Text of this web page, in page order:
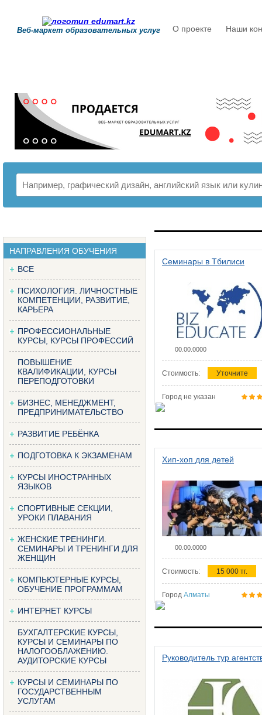
Веб-маркет образовательных услуг О проекте Наши
НАПРАВЛЕНИЯ ОБУЧЕНИЯ
ВСЕ
ПСИХОЛОГИЯ. ЛИЧНОСТНЫЕ
КОМПЕТЕНЦИИ, РАЗВИТИЕ,
КАРЬЕРА
ПРОФЕССИОНАЛЬНЫЕ
КУРСЫ, КУРСЫ ПРОФЕССИЙ
ПОВЫШЕНИЕ
КВАЛИФИКАЦИИ, КУРСЫ
ПЕРЕПОДГОТОВКИ
БИЗНЕС, МЕНЕДЖМЕНТ,
ПРЕДПРИНИМАТЕЛЬСТВО
РАЗВИТИЕ РЕБЁНКА
ПОДГОТОВКА К ЭКЗАМЕНАМ
КУРСЫ ИНОСТРАННЫХ
ЯЗЫКОВ
СПОРТИВНЫЕ СЕКЦИИ,
УРОКИ ПЛАВАНИЯ
ЖЕНСКИЕ ТРЕНИНГИ.
СЕМИНАРЫ И ТРЕНИНГИ ДЛЯ
ЖЕНЩИН
КОМПЬЮТЕРНЫЕ КУРСЫ,
ОБУЧЕНИЕ ПРОГРАММАМ
ИНТЕРНЕТ КУРСЫ
БУХГАЛТЕРСКИЕ КУРСЫ,
КУРСЫ И СЕМИНАРЫ ПО
НАЛОГООБЛАЖЕНИЮ.
АУДИТОРСКИЕ КУРСЫ
КУРСЫ И СЕМИНАРЫ ПО
ГОСУДАРСТВЕННЫМ
УСЛУГАМ
Семинары в Тбилиси
00.00.0000
Стоимость: Уточните
Город не указан
Хип-хоп для детей
00.00.0000
Стоимость: 15 000 тг.
Город Алматы
Руководитель тур